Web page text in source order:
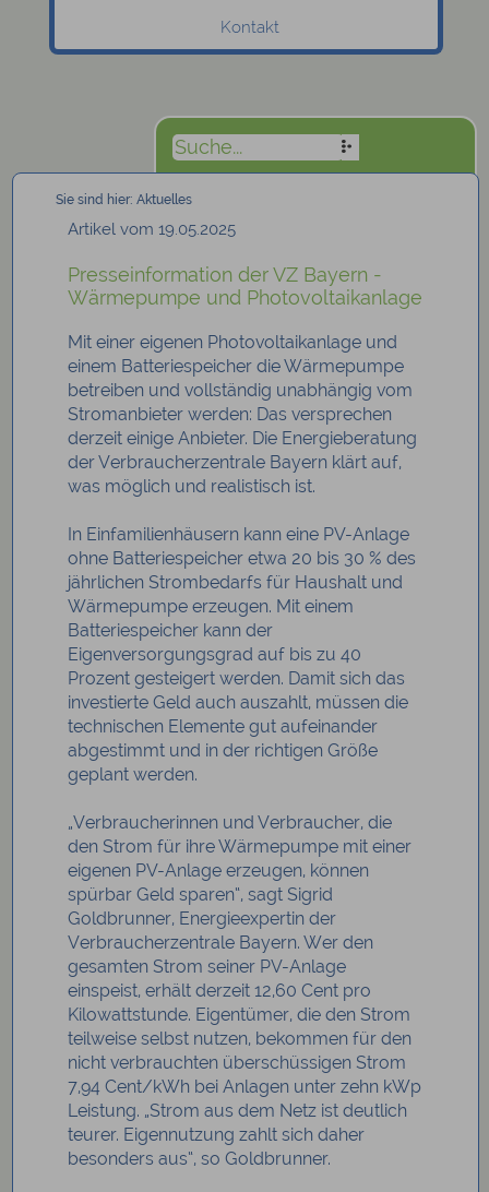
Kontakt
Sie sind hier: Aktuelles
Artikel vom 19.05.2025
Presseinformation der VZ Bayern -
Wärmepumpe und Photovoltaikanlage
Mit einer eigenen Photovoltaikanlage und
einem Batteriespeicher die Wärmepumpe
betreiben und vollständig unabhängig vom
Stromanbieter werden: Das versprechen
derzeit einige Anbieter. Die Energieberatung
der Verbraucherzentrale Bayern klärt auf,
was möglich und realistisch ist.
In Einfamilienhäusern kann eine PV-Anlage
ohne Batteriespeicher etwa 20 bis 30 % des
jährlichen Strombedarfs für Haushalt und
Wärmepumpe erzeugen. Mit einem
Batteriespeicher kann der
Eigenversorgungsgrad auf bis zu 40
Prozent gesteigert werden. Damit sich das
investierte Geld auch auszahlt, müssen die
technischen Elemente gut aufeinander
abgestimmt und in der richtigen Größe
geplant werden.
„Verbraucherinnen und Verbraucher, die
den Strom für ihre Wärmepumpe mit einer
eigenen PV-Anlage erzeugen, können
spürbar Geld sparen“, sagt Sigrid
Goldbrunner, Energieexpertin der
Verbraucherzentrale Bayern. Wer den
gesamten Strom seiner PV-Anlage
einspeist, erhält derzeit 12,60 Cent pro
Kilowattstunde. Eigentümer, die den Strom
teilweise selbst nutzen, bekommen für den
nicht verbrauchten überschüssigen Strom
7,94 Cent/kWh bei Anlagen unter zehn kWp
Leistung. „Strom aus dem Netz ist deutlich
teurer. Eigennutzung zahlt sich daher
besonders aus“, so Goldbrunner.